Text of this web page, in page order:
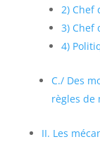
2) Chef
3) Chef
4)
C./ Des
règles de
II. Les